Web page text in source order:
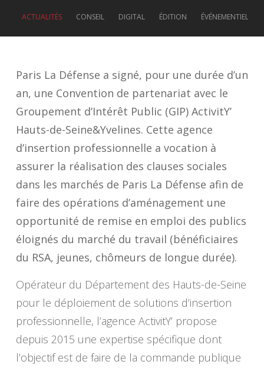
ACTUALITÉS CONSEIL DIGITAL ÉDITION ÉVÉNEMENTIEL
Paris La Défense a signé, pour une durée d’un
an, une Convention de partenariat avec le
Groupement d’Intérêt Public (GIP) ActivitY’
Hauts-de-Seine&Yvelines. Cette agence
d’insertion professionnelle a vocation à
assurer la réalisation des clauses sociales
dans les marchés de Paris La Défense afin de
faire des opérations d’aménagement une
opportunité de remise en emploi des publics
éloignés du marché du travail (bénéficiaires
du RSA, jeunes, chômeurs de longue durée).
Opérateur du Département des Hauts-de-Seine
pour le déploiement de solutions d’insertion
professionnelle, l’agence ActivitY’ propose
depuis 2015 une expertise spécifique dont
l’objectif est de faire de la commande publique